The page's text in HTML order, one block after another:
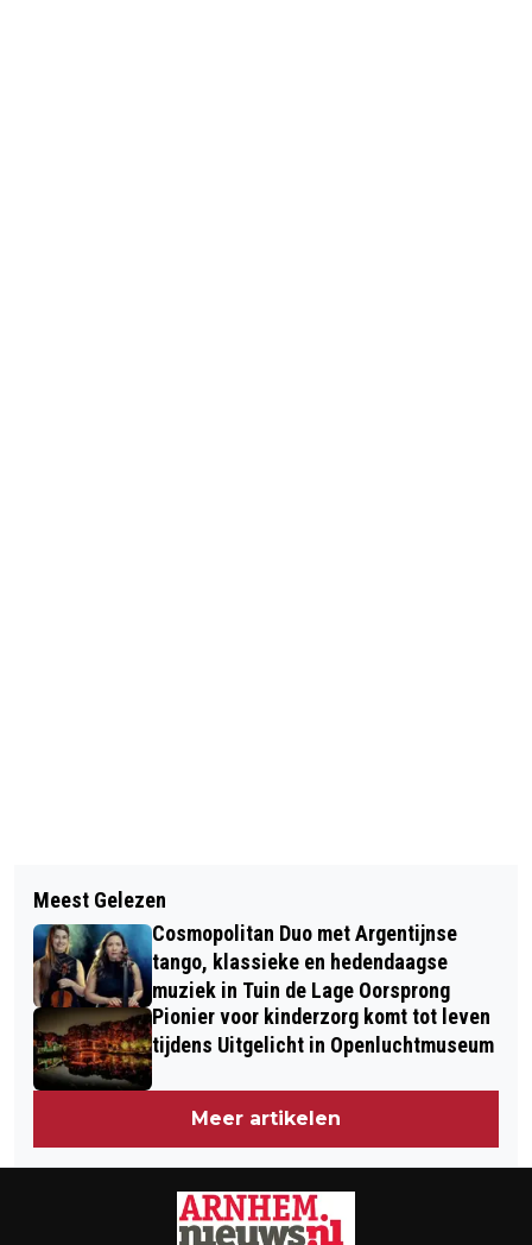
HOME-START ZOEKT VRIJWILLIGERS
VOOR GEZINSONDERSTEUNING
INTERVENTIETEAM CONTROLEERT
GARAGEBOXEN IN STRIJD TEGEN
ONDERMIJNING
Meest Gelezen
Cosmopolitan Duo met Argentijnse
tango, klassieke en hedendaagse
muziek in Tuin de Lage Oorsprong
Pionier voor kinderzorg komt tot leven
tijdens Uitgelicht in Openluchtmuseum
Meer artikelen